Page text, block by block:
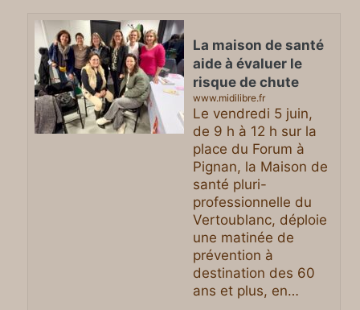
La maison de santé
aide à évaluer le
risque de chute
www.midilibre.fr
Le vendredi 5 juin,
de 9 h à 12 h sur la
place du Forum à
Pignan, la Maison de
santé pluri-
professionnelle du
Vertoublanc, déploie
une matinée de
prévention à
destination des 60
ans et plus, en…